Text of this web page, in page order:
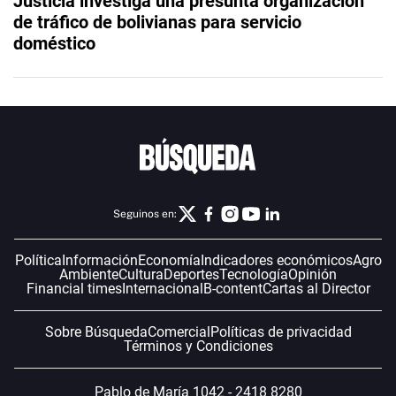
de tráfico de bolivianas para servicio
doméstico
Seguinos en:
Política InformaciónEconomía Indicadores económicosAgro
AmbienteCulturaDeportesTecnologíaOpinión
Financial timesInternacional B-contentCartas al Director
Sobre BúsquedaComercial Políticas de privacidad
Términos y Condiciones
Pablo de María 1042 - 2418 8280